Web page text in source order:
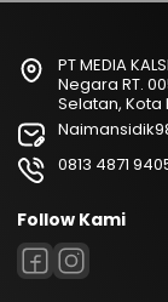
PT MEDIA
Negara RT.
Selatan,
0813 4871
Follow Kami